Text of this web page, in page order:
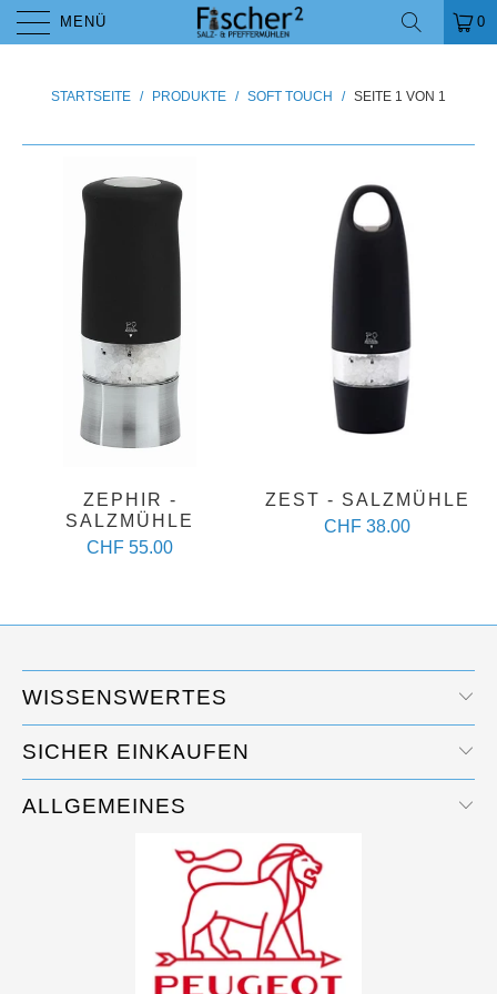
MENÜ 0
STARTSEITE / PRODUKTE / SOFT TOUCH / SEITE 1 VON 1
ZEPHIR -
SALZMÜHLE
CHF 55.00
ZEST - SALZMÜHLE
CHF 38.00
WISSENSWERTES
SICHER EINKAUFEN
ALLGEMEINES